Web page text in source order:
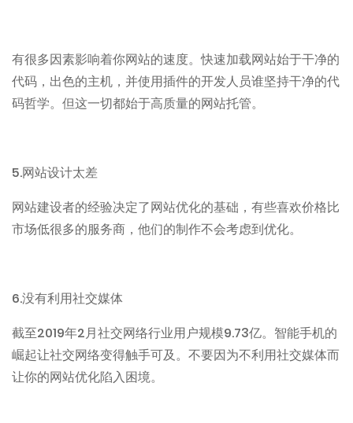
有很多因素影响着你网站的速度。快速加载网站始于干净的
代码，出色的主机，并使用插件的开发人员谁坚持干净的代
码哲学。但这一切都始于高质量的网站托管。
5.网站设计太差
网站建设者的经验决定了网站优化的基础，有些喜欢价格比
市场低很多的服务商，他们的制作不会考虑到优化。
6.没有利用社交媒体
截至2019年2 月社交网络行业用户规模9.73亿。智能手机的
崛起让社交网络变得触手可及。不要因为不利用社交媒体而
让你的网站优化陷入困境。